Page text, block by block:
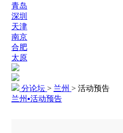
青岛
深圳
天津
南京
合肥
太原
分论坛 > 兰州 > 活动预告
兰州▪活动预告